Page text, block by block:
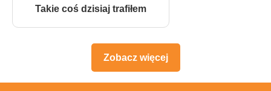
Takie coś dzisiaj trafiłem
Zobacz więcej